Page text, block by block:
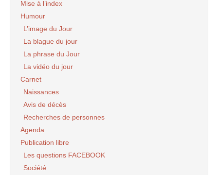
Mise à l’index
Humour
L’image du Jour
La blague du jour
La phrase du Jour
La vidéo du jour
Carnet
Naissances
Avis de décès
Recherches de personnes
Agenda
Publication libre
Les questions FACEBOOK
Société